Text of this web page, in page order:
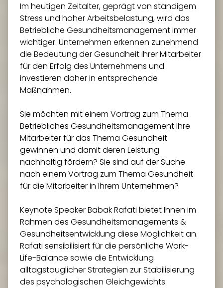
Im heutigen Zeitalter, geprägt von ständigem
Stress und hoher Arbeitsbelastung, wird das
Betriebliche Gesundheitsmanagement immer
wichtiger. Unternehmen erkennen zunehmend
die Bedeutung der Gesundheit ihrer Mitarbeiter
für den Erfolg des Unternehmens und
investieren daher in entsprechende
Maßnahmen.
Sie möchten mit einem Vortrag zum Thema
Betriebliches Gesundheitsmanagement Ihre
Mitarbeiter für das Thema Gesundheit
gewinnen und damit deren Leistung
nachhaltig fördern? Sie sind auf der Suche
nach einem Vortrag zum Thema Gesundheit
für die Mitarbeiter in Ihrem Unternehmen?
Keynote Speaker Babak Rafati bietet Ihnen im
Rahmen des Gesundheitsmanagements &
Gesundheitsentwicklung diese Möglichkeit an.
Rafati sensibilisiert für die persönliche Work-
Life-Balance sowie die Entwicklung
alltagstauglicher Strategien zur Stabilisierung
des psychologischen Gleichgewichts.